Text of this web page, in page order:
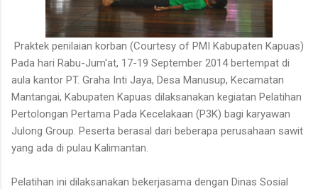
Praktek penilaian korban (Courtesy of PMI Kabupaten Kapuas)
Pada hari Rabu-Jum'at, 17-19 September 2014 bertempat di
aula kantor PT. Graha Inti Jaya, Desa Manusup, Kecamatan
Mantangai, Kabupaten Kapuas dilaksanakan kegiatan Pelatihan
Pertolongan Pertama Pada Kecelakaan (P3K) bagi karyawan
Julong Group. Peserta berasal dari beberapa perusahaan sawit
yang ada di pulau Kalimantan.
Pelatihan ini dilaksanakan bekerjasama dengan Dinas Sosial